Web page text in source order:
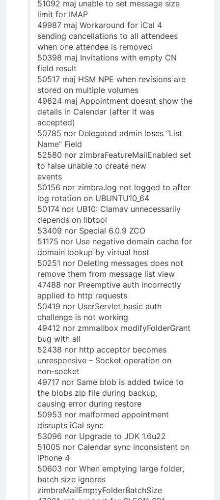
51092 maj unable to set message size
limit for IMAP
49987 maj Workaround for iCal 4
sending cancellations to all attendees
when one attendee is removed
50398 maj Invitations with empty CN
field result
50517 maj HSM NPE when revisions are
stored on multiple volumes
49624 maj Appointment doesnt show the
details in Calendar (after it was
accepted)
50785 nor Delegated admin loses “List
Name” Field
52580 nor zimbraFeatureMailEnabled set
to false unable to create new
events
50156 nor zimbra.log not logged to after
log rotation on UBUNTU10_64
50174 nor UB10: Clamav unnecessarily
depends on libtool
53409 nor Special 6.0.9 ZCO
51175 nor Use negative domain cache for
domain lookup by virtual host
50251 nor Deleting messages does not
remove them from message list view
47488 nor Preemptive auth incorrectly
applied to http requests
50419 nor UserServlet basic auth
challenge is not working
49412 nor zmmailbox modifyFolderGrant
bug with all
52438 nor http acceptor becomes
unresponsive – Socket operation on
non-socket
49717 nor Same blob is added twice to
the blobs zip file during backup,
causing error during restore
50953 nor malformed appointment
disrupts iCal sync
53096 nor Upgrade to JDK 1.6u22
51005 nor Calendar sync inconsistent on
iPhone 4
50603 nor When emptying large folder,
batch size ignores
zimbraMailEmptyFolderBatchSize